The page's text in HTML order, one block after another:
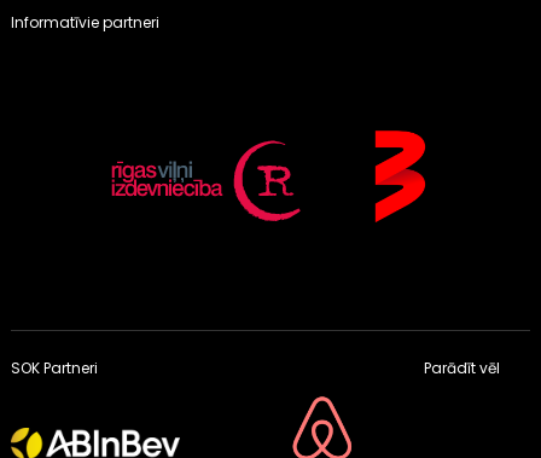
Informatīvie partneri
SOK Partneri Parādīt vēl